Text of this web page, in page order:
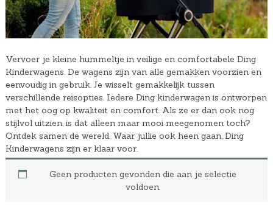
Vervoer je kleine hummeltje in veilige en comfortabele Ding
Kinderwagens. De wagens zijn van alle gemakken voorzien en
eenvoudig in gebruik. Je wisselt gemakkelijk tussen
verschillende reisopties. Iedere Ding kinderwagen is ontworpen
met het oog op kwaliteit en comfort. Als ze er dan ook nog
stijlvol uitzien, is dat alleen maar mooi meegenomen toch?
Ontdek samen de wereld. Waar jullie ook heen gaan, Ding
Kinderwagens zijn er klaar voor.
Geen producten gevonden die aan je selectie
voldoen.